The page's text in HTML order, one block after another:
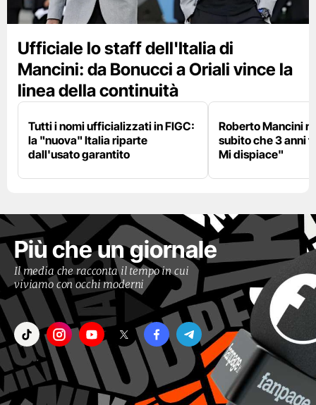
Ufficiale lo staff dell'Italia di
Mancini: da Bonucci a Oriali vince la
linea della continuità
Tutti i nomi ufficializzati in FIGC:
la "nuova" Italia riparte
dall'usato garantito
Roberto Mancini
subito che 3 anni
Mi dispiace"
Più che un giornale
Il media che racconta il tempo in cui
viviamo con occhi moderni